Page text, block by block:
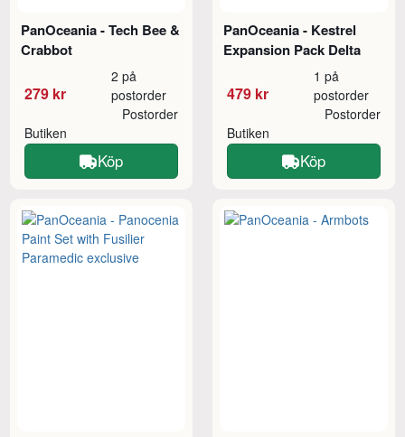
PanOceania - Tech Bee &
Crabbot
279 kr
2 på
postorder
Butiken
Postorder
Köp
PanOceania - Kestrel
Expansion Pack Delta
479 kr
1 på
postorder
Butiken
Postorder
Köp